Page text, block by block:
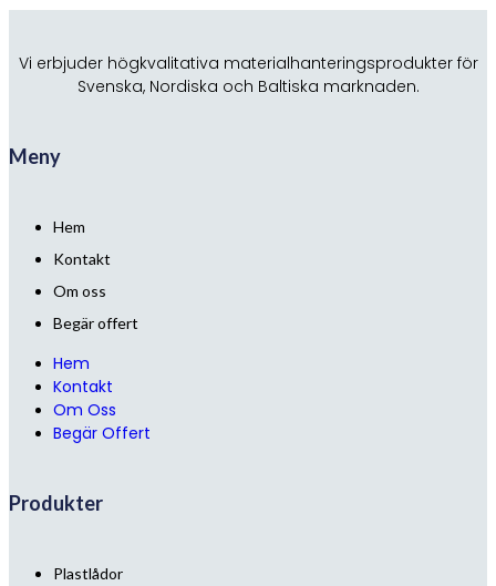
Vi erbjuder högkvalitativa materialhanteringsprodukter för
Svenska, Nordiska och Baltiska marknaden.
Meny
Hem
Kontakt
Om oss
Begär offert
Hem
Kontakt
Om Oss
Begär Offert
Produkter
Plastlådor